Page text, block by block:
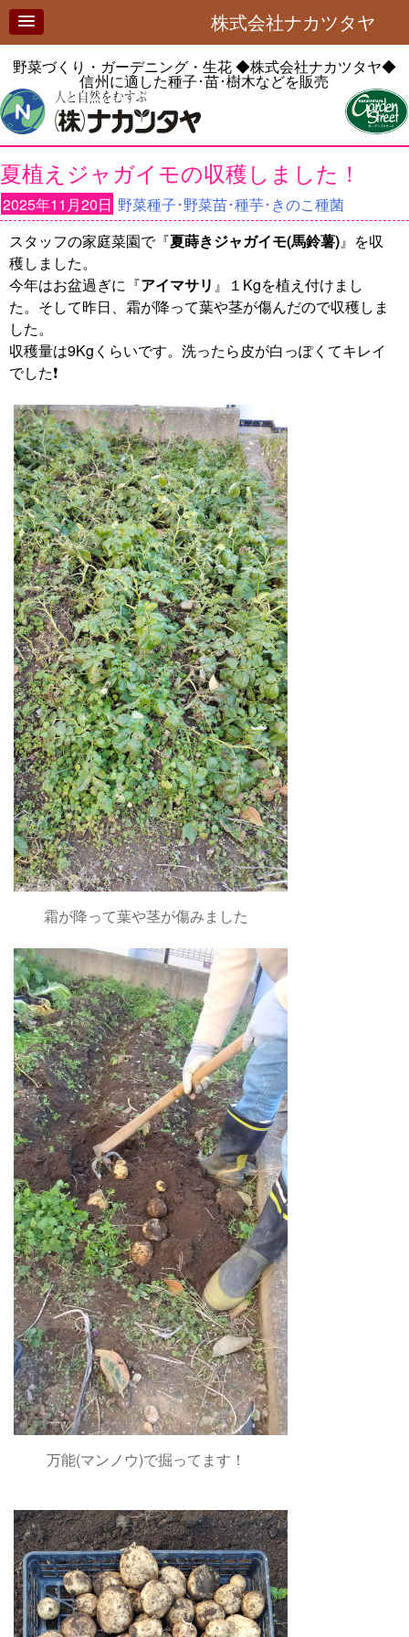
株式会社ナカツタヤ
野菜づくり・ガーデニング・生花◆株式会社ナカツタヤ◆
信州に適した種子･苗･樹木などを販売
夏植えジャガイモの収穫しました！
2025年11月20日 野菜種子･野菜苗･種芋･きのこ種菌
スタッフの家庭菜園で『夏蒔きジャガイモ(馬鈴薯)』を収
穫しました。
今年はお盆過ぎに『アイマサリ 』１Kgを植え付けまし
た。そして昨日、霜が降って葉や茎が傷んだので収穫しま
した。
収穫量は9Kgくらいです。洗ったら皮が白っぽくてキレイ
でした❗
霜が降って葉や茎が傷みました
万能(マンノウ)で掘ってます！